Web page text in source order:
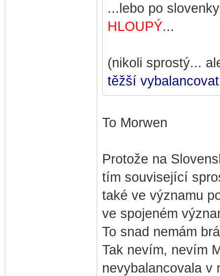
...lebo po
HLOUPÝ...
(nikoli sprostý...
těžší vybalancovat
To Morwen
Protože na
tím související
také ve významu
ve spojeném
To snad nemám
Tak nevím, nevím
nevybalancovala v